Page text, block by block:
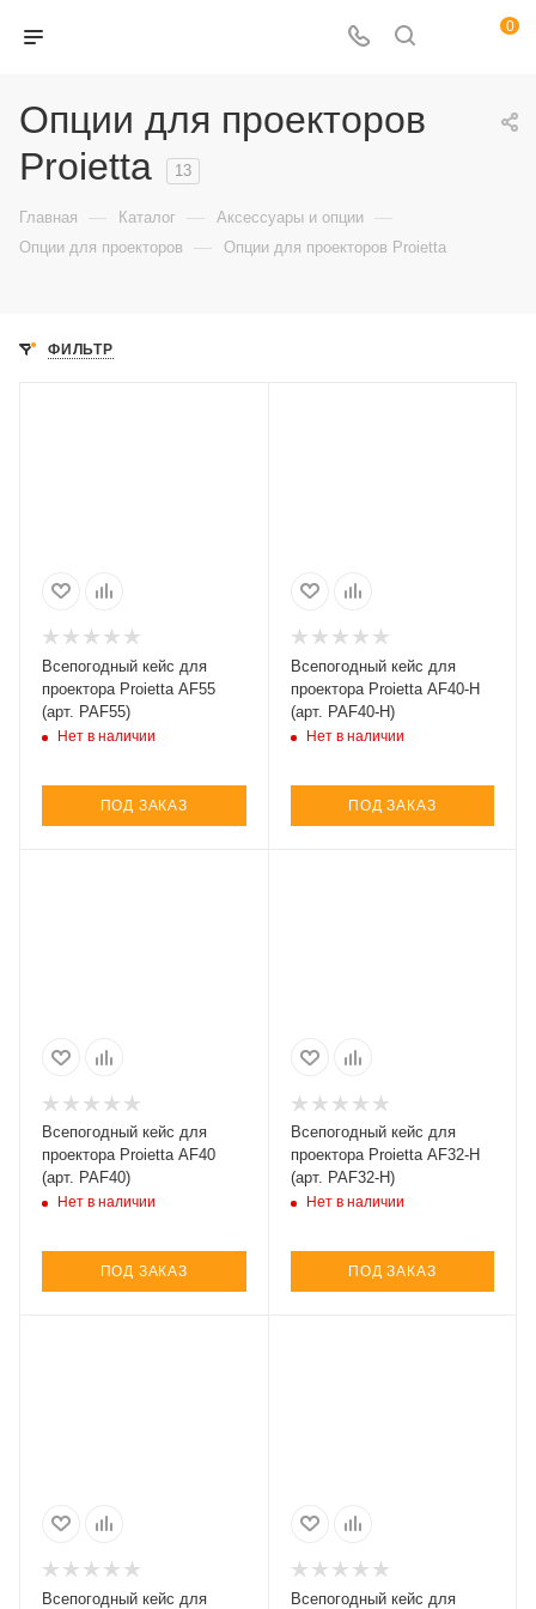
0
Опции для проекторов
Proietta
13
Главная — Каталог — Аксессуары и опции —
Опции для проекторов — Опции для проекторов Proietta
ФИЛЬТР
Всепогодный кейс для
проектора Proietta AF55
(арт. PAF55)
Нет в наличии
ПОД ЗАКАЗ
Всепогодный кейс для
проектора Proietta AF40-H
(арт. PAF40-H)
Нет в наличии
ПОД ЗАКАЗ
Всепогодный кейс для
проектора Proietta AF40
(арт. PAF40)
Нет в наличии
ПОД ЗАКАЗ
Всепогодный кейс для
проектора Proietta AF32-H
(арт. PAF32-H)
Нет в наличии
ПОД ЗАКАЗ
Всепогодный кейс для
Всепогодный кейс для